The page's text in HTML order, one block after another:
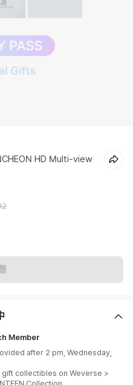
HD Multi-view
Member
after 2 pm, Wednesday,
collectibles on Weverse >